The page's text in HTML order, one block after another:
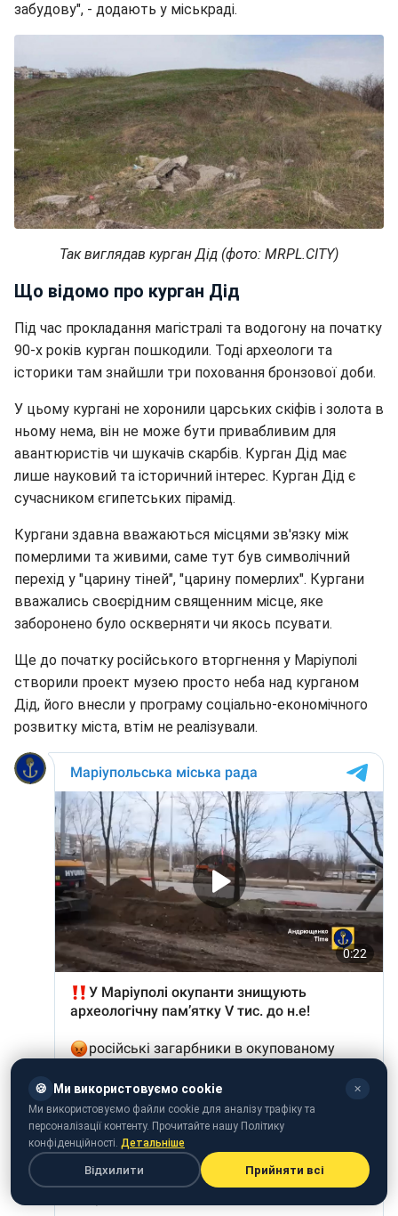
забудову", - додають у міськраді.
Так виглядав курган Дід (фото: MRPL.CITY)
Що відомо про курган Дід
Під час прокладання магістралі та водогону на початку
90-х років курган пошкодили. Тоді археологи та
історики там знайшли три поховання бронзової доби.
У цьому кургані не хоронили царських скіфів і золота в
ньому нема, він не може бути привабливим для
авантюристів чи шукачів скарбів. Курган Дід має
лише науковий та історичний інтерес. Курган Дід є
сучасником єгипетських пірамід.
Кургани здавна вважаються місцями зв'язку між
померлими та живими, саме тут був символічний
перехід у "царину тіней", "царину померлих". Кургани
вважались своєрідним священним місце, яке
заборонено було оскверняти чи якось псувати.
Ще до початку російського вторгнення у Маріуполі
створили проект музею просто неба над курганом
Дід, його внесли у програму соціально-економічного
розвитку міста, втім не реалізували.
🍪 Ми використовуємо cookie ✕
Ми використовуємо файли cookie для аналізу трафіку та
персоналізації контенту. Прочитайте нашу Політику
конфіденційності. Детальніше
Відхилити Прийняти всі